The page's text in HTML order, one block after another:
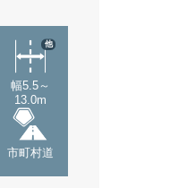
幅5.5～
13.0m
他
市町村道